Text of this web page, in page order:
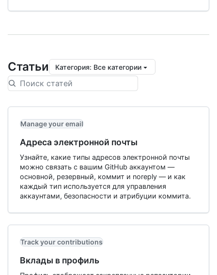
Статьи Категория: Все категории
Manage your email
Адреса электронной почты
Узнайте, какие типы адресов электронной почты
можно связать с вашим GitHub аккаунтом —
основной, резервный, коммит и noreply — и как
каждый тип используется для управления
аккаунтами, безопасности и атрибуции коммита.
Track your contributions
Вклады в профиль